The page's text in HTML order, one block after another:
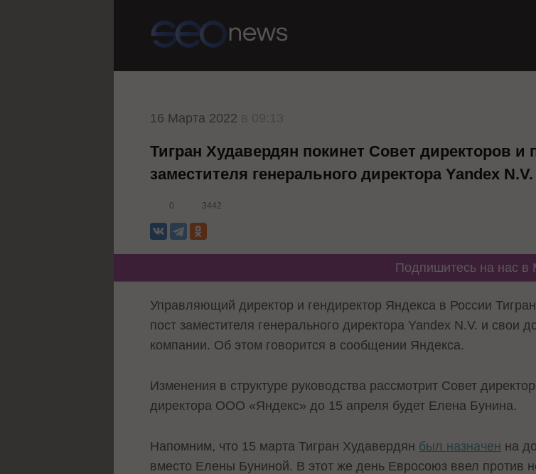
16 Марта 2022
Тигран Худавердян покинет Совет директоров и
заместителя генерального директора Yandex N.V.
0 3442
Подпишитесь на нас в
Управляющий директор и гендиректор Яндекса в России
пост заместителя генерального директора Yandex N.V. и свои
компании. Об этом говорится в сообщении Яндекса.
Изменения в структуре руководства рассмотрит Совет
директора ООО «Яндекс» до 15 апреля будет Елена Бунина.
Напомним, что 15 марта Тигран Худавердян был назначен на
вместо Елены Буниной. В этот же день Евросоюз ввел против